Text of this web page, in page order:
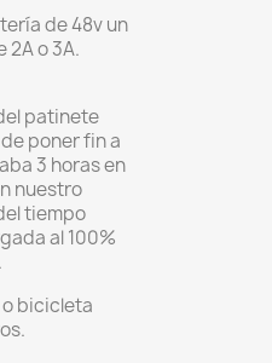
de 48v un
o 3A.
patinete
poner fin a
3 horas en
nuestro
tiempo
al 100%
bicicleta